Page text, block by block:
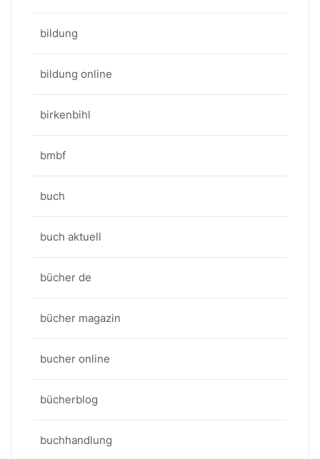
bildung
bildung online
birkenbihl
bmbf
buch
buch aktuell
bücher de
bücher magazin
bucher online
bücherblog
buchhandlung